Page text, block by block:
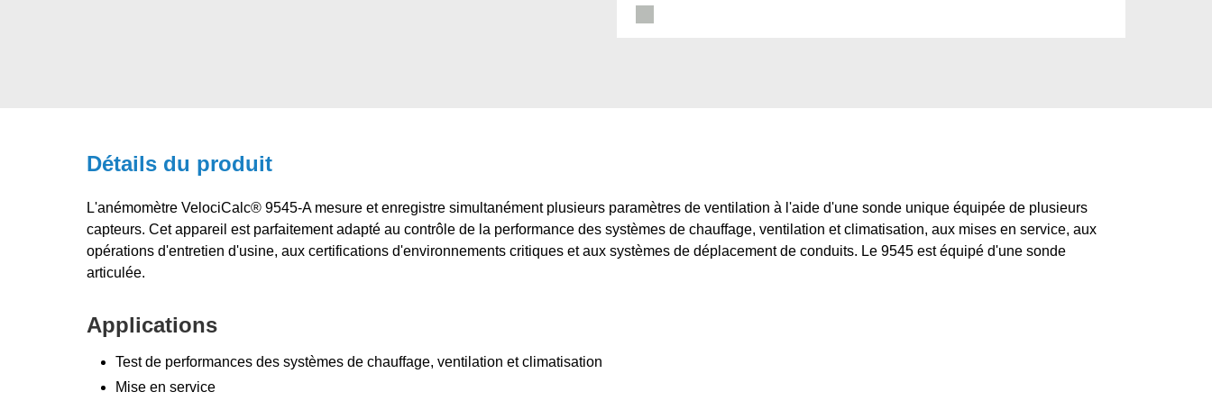
Détails du produit
L'anémomètre VelociCalc® 9545-A mesure et enregistre simultanément plusieurs paramètres de ventilation à l'aide d'une sonde unique équipée de plusieurs
capteurs. Cet appareil est parfaitement adapté au contrôle de la performance des systèmes de chauffage, ventilation et climatisation, aux mises en service, aux
opérations d'entretien d'usine, aux certifications d'environnements critiques et aux systèmes de déplacement de conduits. Le 9545 est équipé d'une sonde
articulée.
Applications
Test de performances des systèmes de chauffage, ventilation et climatisation
Mise en service